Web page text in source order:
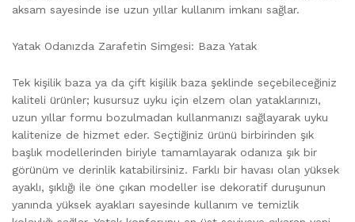
aksam sayesinde ise uzun yıllar kullanım imkanı sağlar.
Yatak Odanızda Zarafetin Simgesi: Baza Yatak
Tek kişilik baza ya da çift kişilik baza şeklinde seçebileceğiniz
kaliteli ürünler; kusursuz uyku için elzem olan yataklarınızı,
uzun yıllar formu bozulmadan kullanmanızı sağlayarak uyku
kalitenize de hizmet eder. Seçtiğiniz ürünü birbirinden şık
başlık modellerinden biriyle tamamlayarak odanıza şık bir
görünüm ve derinlik katabilirsiniz. Farklı bir havası olan yüksek
ayaklı, şıklığı ile öne çıkan modeller ise dekoratif duruşunun
yanında yüksek ayakları sayesinde kullanım ve temizlik